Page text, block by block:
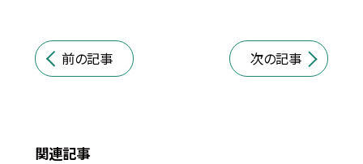
前の記事 次の記事
関連記事